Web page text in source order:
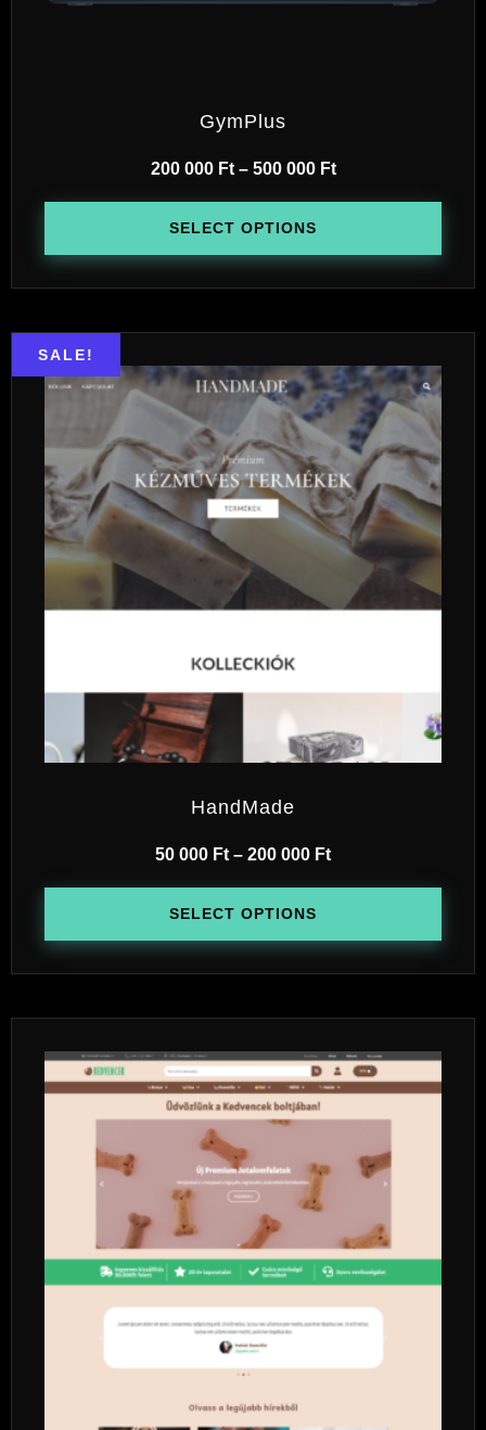
GymPlus
200 000 Ft– 500 000 Ft
SELECT OPTIONS
SALE!
HandMade
50 000 Ft– 200 000 Ft
SELECT OPTIONS